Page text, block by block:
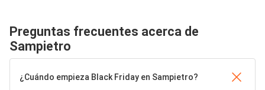
Preguntas frecuentes acerca de
Sampietro
¿Cuándo empieza Black Friday en Sampietro?